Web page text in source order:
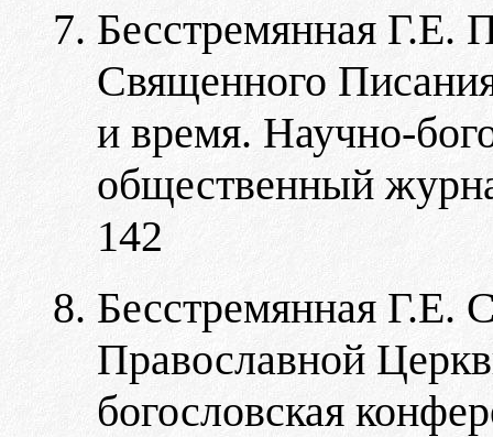
Бесстремянная Г.Е.
Священного
и время. Научно-
общественный
142
Бесстремянная Г.Е.
Православной
богословская